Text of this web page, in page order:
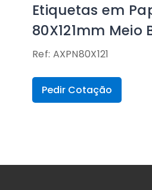
Etiquetas em
80X121mm Meio
Ref: AXPN80X121
Pedir Cotação